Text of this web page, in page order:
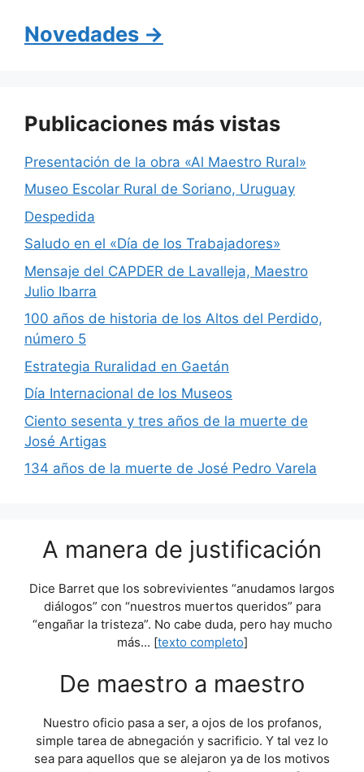
Novedades →
Publicaciones más vistas
Presentación de la obra «Al Maestro Rural»
Museo Escolar Rural de Soriano, Uruguay
Despedida
Saludo en el «Día de los Trabajadores»
Mensaje del CAPDER de Lavalleja, Maestro
Julio Ibarra
100 años de historia de los Altos del Perdido,
número 5
Estrategia Ruralidad en Gaetán
Día Internacional de los Museos
Ciento sesenta y tres años de la muerte de
José Artigas
134 años de la muerte de José Pedro Varela
A manera de justificación
Dice Barret que los sobrevivientes “anudamos largos
diálogos” con “nuestros muertos queridos” para
“engañar la tristeza”. No cabe duda, pero hay mucho
más... [texto completo]
De maestro a maestro
Nuestro oficio pasa a ser, a ojos de los profanos,
simple tarea de abnegación y sacrificio. Y tal vez lo
sea para aquellos que se alejaron ya de los motivos